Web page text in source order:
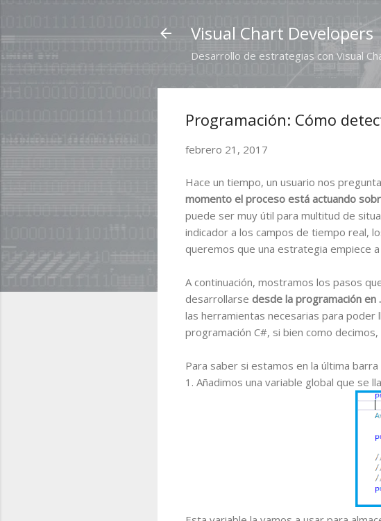
Visual Chart Developers
Desarrollo de estrategias con Visual
Programación: Cómo
febrero 21, 2017
Hace un tiempo, un usuario nos
momento el proceso está actuando
puede ser muy útil para multitud de
indicador a los campos de tiempo real,
queremos que una estrategia empiece
A continuación, mostramos los pasos
desarrollarse desde la programación en
las herramientas necesarias para poder
programación C#, si bien como
Para saber si estamos en la última
1. Añadimos una variable global que se